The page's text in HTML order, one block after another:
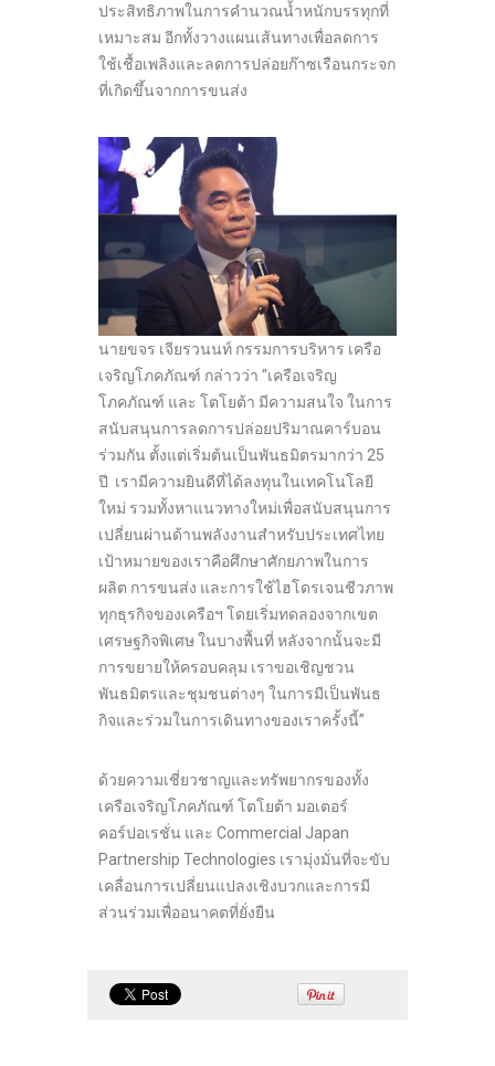
ประสิทธิภาพในการคำนวณน้ำหนักบรรทุกที่
เหมาะสม อีกทั้งวางแผนเส้นทางเพื่อลดการ
ใช้เชื้อเพลิงและลดการปล่อยก๊าซเรือนกระจก
ที่เกิดขึ้นจากการขนส่ง
นายขจร เจียรวนนท์ กรรมการบริหาร เครือ
เจริญโภคภัณฑ์ กล่าวว่า “เครือเจริญ
โภคภัณฑ์ และ โตโยต้า มีความสนใจ ในการ
สนับสนุนการลดการปล่อยปริมาณคาร์บอน
ร่วมกัน ตั้งแต่เริ่มต้นเป็นพันธมิตรมากว่า 25
ปี เรามีความยินดีที่ได้ลงทุนในเทคโนโลยี
ใหม่ รวมทั้งหาแนวทางใหม่เพื่อสนับสนุนการ
เปลี่ยนผ่านด้านพลังงานสำหรับประเทศไทย
เป้าหมายของเราคือศึกษาศักยภาพในการ
ผลิต การขนส่ง และการใช้ไฮโดรเจนชีวภาพ
ทุกธุรกิจของเครือฯ โดยเริ่มทดลองจากเขต
เศรษฐกิจพิเศษ ในบางพื้นที่ หลังจากนั้นจะมี
การขยายให้ครอบคลุม เราขอเชิญชวน
พันธมิตรและชุมชนต่างๆ ในการมีเป็นพันธ
กิจและร่วมในการเดินทางของเราครั้งนี้”
ด้วยความเชี่ยวชาญและทรัพยากรของทั้ง
เครือเจริญโภคภัณฑ์ โตโยต้า มอเตอร์
คอร์ปอเรชั่น และ Commercial Japan
Partnership Technologies เรามุ่งมั่นที่จะขับ
เคลื่อนการเปลี่ยนแปลงเชิงบวกและการมี
ส่วนร่วมเพื่ออนาคตที่ยั่งยืน